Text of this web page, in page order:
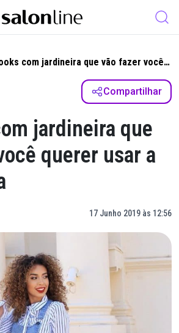
com jardineira que vão fazer você
usar a peça agora
Compartilhar
jardineira que
querer usar a
17 Junho 2019 às 12:56